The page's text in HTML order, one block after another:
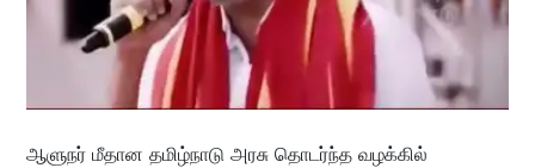
ஆளுநர் மீதான தமிழ்நாடு அரசு தொடர்ந்த வழக்கில்